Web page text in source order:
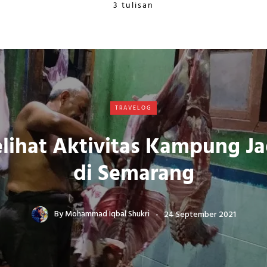
3 tulisan
TRAVELOG
Aktivitas Kampung
di Semarang
ByMohammad Iqbal Shukri 24 September 2021